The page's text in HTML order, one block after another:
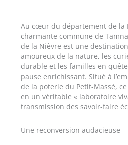
Au cœur du département de la
charmante commune de
de la Nièvre est une
amoureux de la nature, les
durable et les familles en
pause enrichissant. Situé à
de la poterie du Petit-Massé,
en un véritable « laboratoire
transmission des savoir-faire
Une reconversion audacieuse